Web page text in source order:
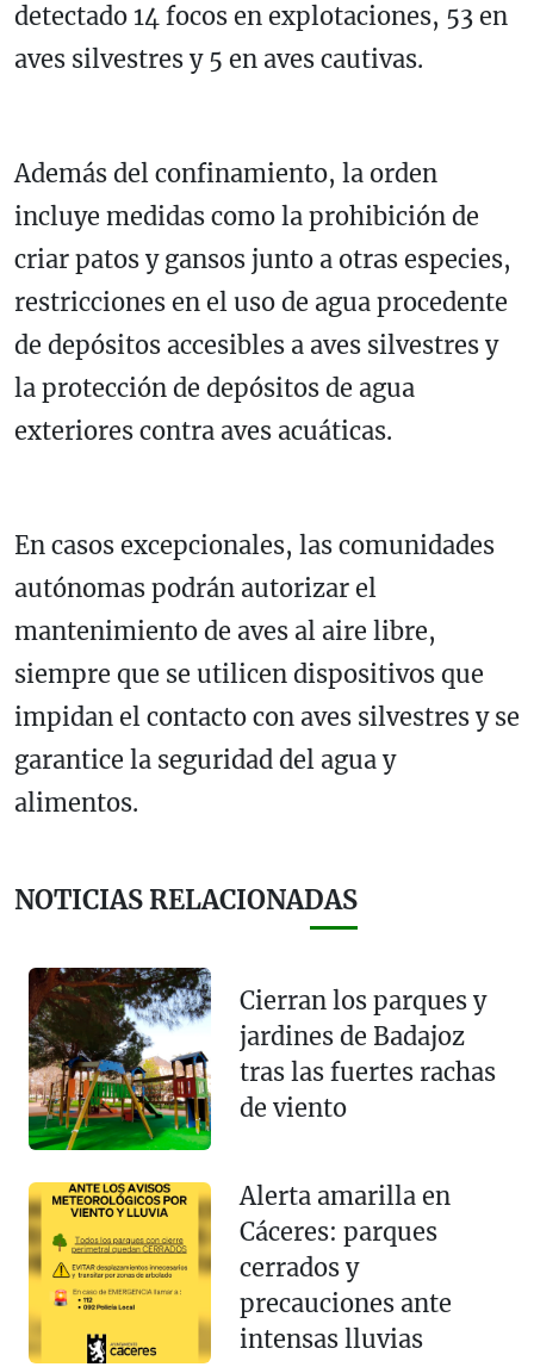
detectado 14 focos en explotaciones, 53 en
aves silvestres y 5 en aves cautivas.
Además del confinamiento, la orden
incluye medidas como la prohibición de
criar patos y gansos junto a otras especies,
restricciones en el uso de agua procedente
de depósitos accesibles a aves silvestres y
la protección de depósitos de agua
exteriores contra aves acuáticas.
En casos excepcionales, las comunidades
autónomas podrán autorizar el
mantenimiento de aves al aire libre,
siempre que se utilicen dispositivos que
impidan el contacto con aves silvestres y se
garantice la seguridad del agua y
alimentos.
NOTICIAS RELACIONADAS
Cierran los parques y
jardines de Badajoz
tras las fuertes rachas
de viento
Alerta amarilla en
Cáceres: parques
cerrados y
precauciones ante
intensas lluvias